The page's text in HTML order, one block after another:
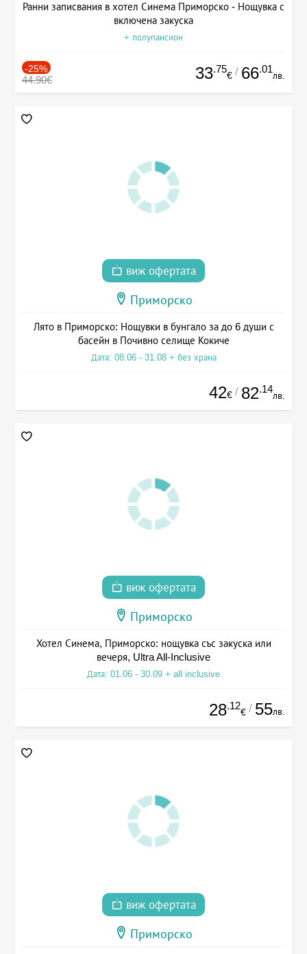
Ранни записвания в хотел Синема Приморско - Нощувка с
включена закуска
+ полупансион
-25%
44.90€ 33.75
€ / 66.01
лв.
виж офертата
Приморско
Лято в Приморско: Нощувки в бунгало за до 6 души с
басейн в Почивно селище Кокиче
Дата: 08.06 - 31.08 + без храна
42€ / 82.14
лв.
виж офертата
Приморско
Хотел Синема, Приморско: нощувка със закуска или
вечеря, Ultra All-Inclusive
Дата: 01.06 - 30.09 + all inclusive
28.12
€ / 55лв.
виж офертата
Приморско